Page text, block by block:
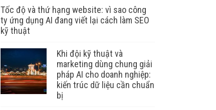
Tốc độ và thứ hạng website: vì sao công
ty ứng dụng AI đang viết lại cách làm SEO
kỹ thuật
Khi đội kỹ thuật và
marketing dùng chung giải
pháp AI cho doanh nghiệp:
kiến trúc dữ liệu cần chuẩn
bị